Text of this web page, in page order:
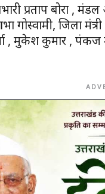
प्रताप बोरा ,
गोस्वामी, जिला
, मुकेश कुमार , पंकज